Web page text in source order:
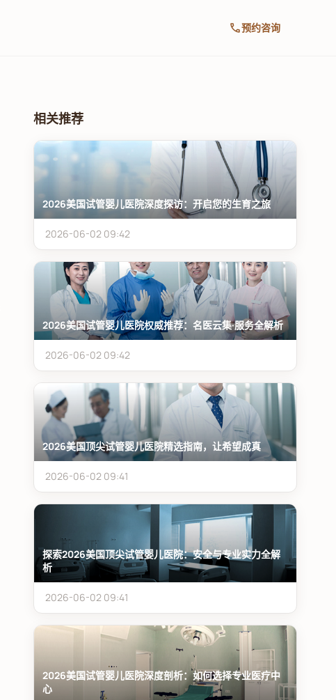
call预约咨询
相关推荐
2026美国试管婴儿医院深度探访：开启您的生育之旅
2026-06-02 09:42
2026美国试管婴儿医院权威推荐：名医云集·服务全解析
2026-06-02 09:42
2026美国顶尖试管婴儿医院精选指南，让希望成真
2026-06-02 09:41
探索2026美国顶尖试管婴儿医院：安全与专业实力全解
析
2026-06-02 09:41
2026美国试管婴儿医院深度剖析：如何选择专业医疗中
心